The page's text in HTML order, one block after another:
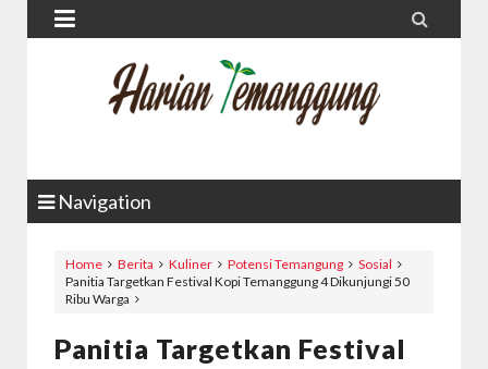
 
Navigation
Home Berita Kuliner Potensi Temangung
Sosial
Panitia Targetkan Festival Kopi Temanggung 4 Dikunjungi 50
Ribu Warga
Panitia Targetkan Festival